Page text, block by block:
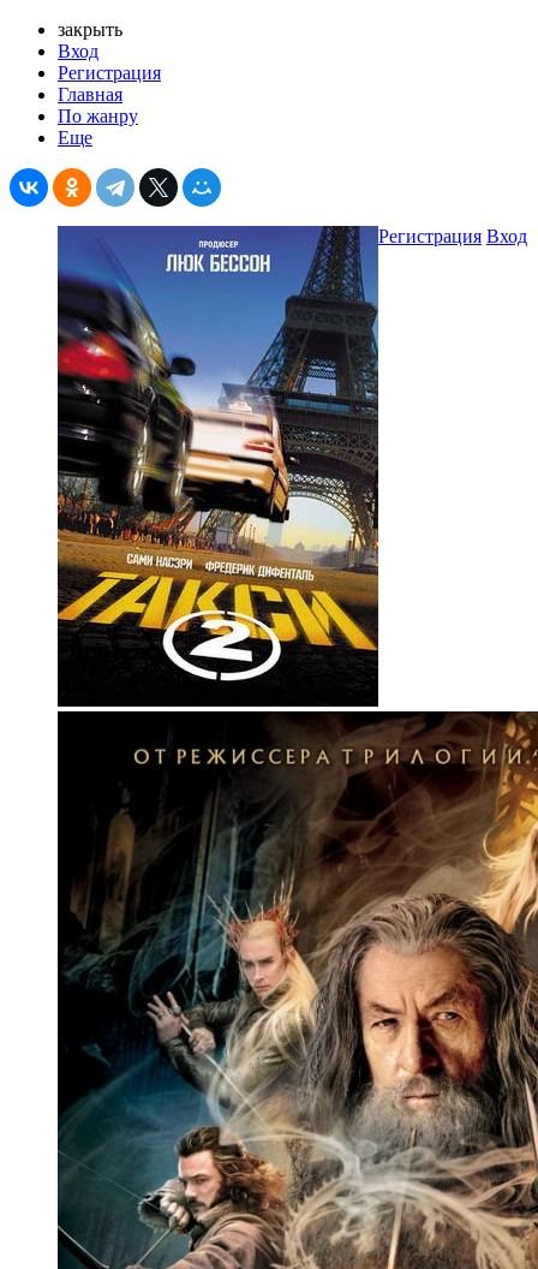
закрыть
Вход
Регистрация
Главная
По жанру
Еще
Регистрация Вход